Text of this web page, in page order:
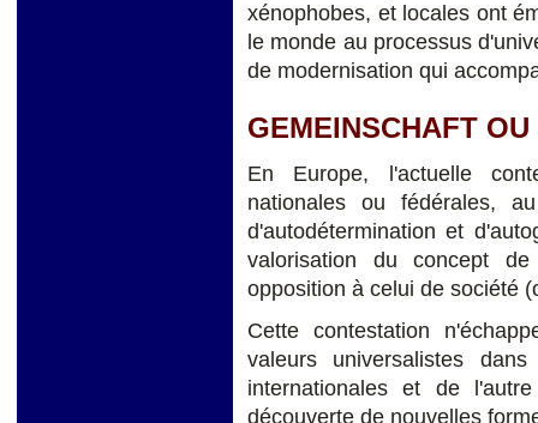
xénophobes, et locales ont
le monde au processus
de modernisation qui
GEMEINSCHAFT
En Europe, l'actuelle
nationales ou fédérales,
d'autodétermination et
valorisation du concept
opposition à celui de société
Cette contestation
valeurs universalistes
internationales et de
découverte de nouvelles